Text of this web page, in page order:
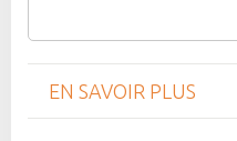
EN SAVOIR PLUS